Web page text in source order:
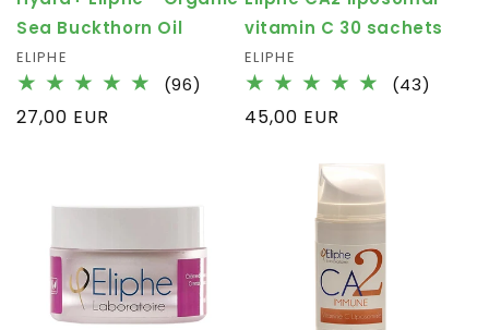
Sea Buckthorn Oil
Fournisseur :
ELIPHE
(96)
Prix
27,00 EUR
vitamin C 30 sachets
Fournisseur :
ELIPHE
(43)
Prix
45,00 EUR